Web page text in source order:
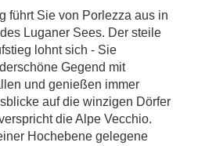
führt Sie von Porlezza aus in
Luganer Sees. Der steile
lohnt sich - Sie
Gegend mit
und genießen immer
auf die winzigen Dörfer
die Alpe Vecchio.
Hochebene gelegene